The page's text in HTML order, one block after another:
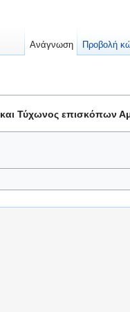
Τύχωνος επισκόπων
Ανάγνωση Προβολή